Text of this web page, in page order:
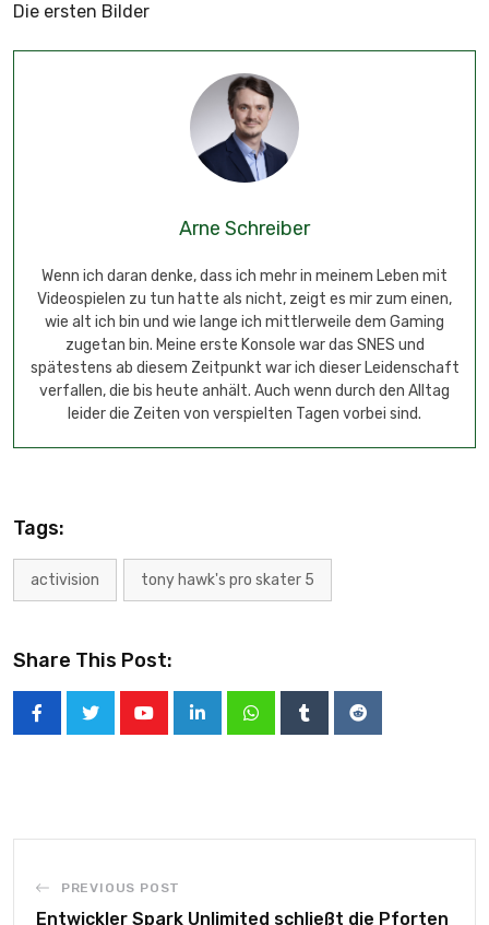
Die ersten Bilder
Arne Schreiber
Wenn ich daran denke, dass ich mehr in meinem Leben mit
Videospielen zu tun hatte als nicht, zeigt es mir zum einen,
wie alt ich bin und wie lange ich mittlerweile dem Gaming
zugetan bin. Meine erste Konsole war das SNES und
spätestens ab diesem Zeitpunkt war ich dieser Leidenschaft
verfallen, die bis heute anhält. Auch wenn durch den Alltag
leider die Zeiten von verspielten Tagen vorbei sind.
Tags:
activision tony hawk's pro skater 5
Share This Post:
PREVIOUS POST
Entwickler Spark Unlimited schließt die Pforten